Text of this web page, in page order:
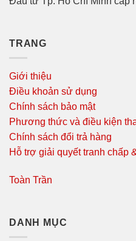
TRANG
Giới thiệu
Điều khoản sử dụng
Chính sách bảo mật
Phương thức và điều kiện
Chính sách đổi trả hàng
Hỗ trợ giải quyết tranh chấp
Toàn Trần
DANH MỤC